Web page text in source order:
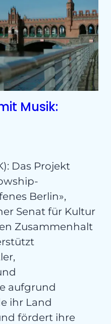
Musik:
Das Projekt
Berlin»,
Senat für Kultur
Zusammenhalt
aufgrund
ihr Land
fördert ihre